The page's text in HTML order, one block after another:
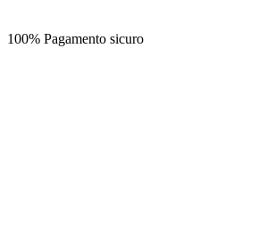
100% Pagamento sicuro